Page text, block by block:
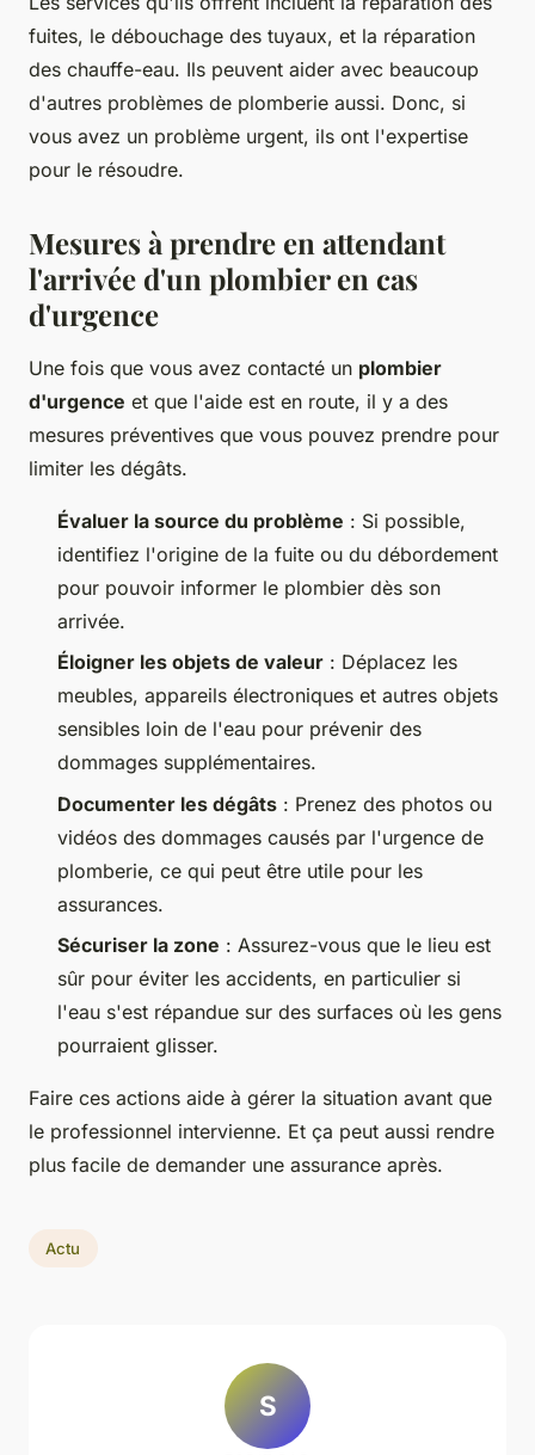
fuites, le débouchage des tuyaux, et la réparation
des chauffe-eau. Ils peuvent aider avec beaucoup
d'autres problèmes de plomberie aussi. Donc, si
vous avez un problème urgent, ils ont l'expertise
pour le résoudre.
Mesures à prendre en attendant
l'arrivée d'un plombier en cas
d'urgence
Une fois que vous avez contacté un plombier
d'urgence et que l'aide est en route, il y a des
mesures préventives que vous pouvez prendre pour
limiter les dégâts.
Évaluer la source du problème : Si possible,
identifiez l'origine de la fuite ou du débordement
pour pouvoir informer le plombier dès son
arrivée.
Éloigner les objets de valeur : Déplacez les
meubles, appareils électroniques et autres objets
sensibles loin de l'eau pour prévenir des
dommages supplémentaires.
Documenter les dégâts : Prenez des photos ou
vidéos des dommages causés par l'urgence de
plomberie, ce qui peut être utile pour les
assurances.
Sécuriser la zone : Assurez-vous que le lieu est
sûr pour éviter les accidents, en particulier si
l'eau s'est répandue sur des surfaces où les gens
pourraient glisser.
Faire ces actions aide à gérer la situation avant que
le professionnel intervienne. Et ça peut aussi rendre
plus facile de demander une assurance après.
Actu
S